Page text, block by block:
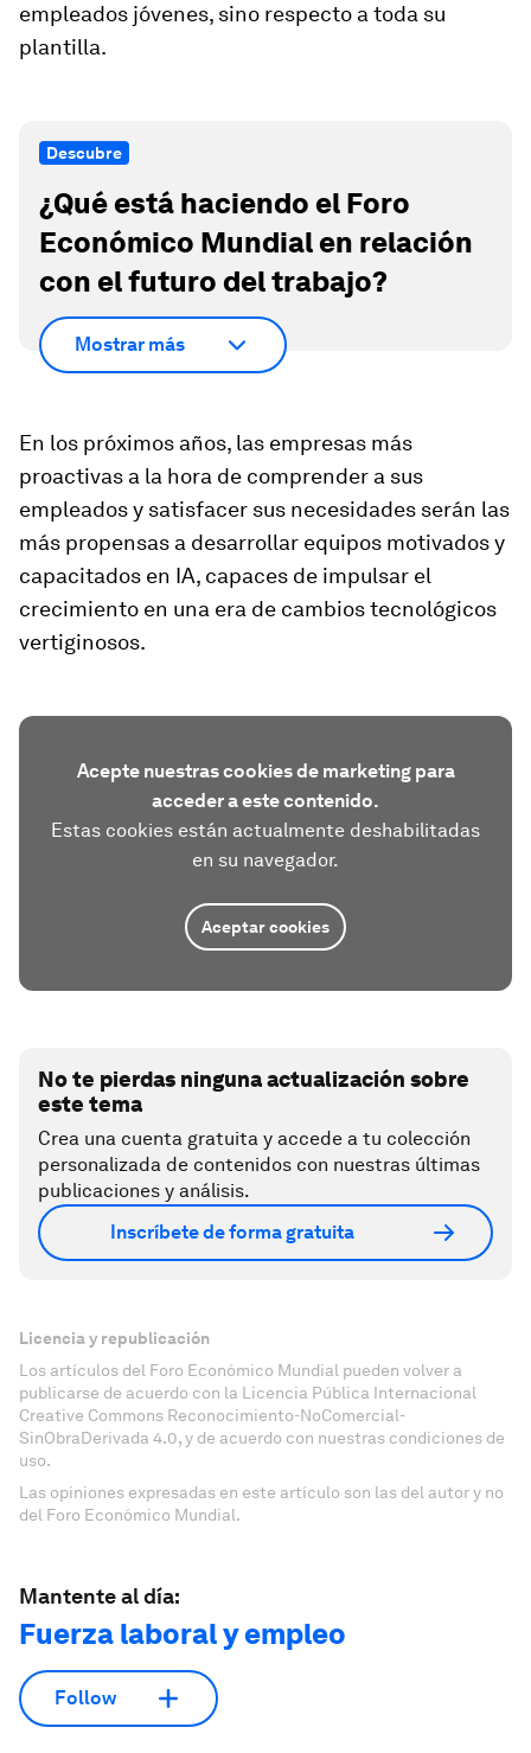
empleados jóvenes, sino respecto a toda su
plantilla.
Descubre
¿Qué está haciendo el Foro
Económico Mundial en relación
con el futuro del trabajo?
Mostrar más
En los próximos años, las empresas más
proactivas a la hora de comprender a sus
empleados y satisfacer sus necesidades serán las
más propensas a desarrollar equipos motivados y
capacitados en IA, capaces de impulsar el
crecimiento en una era de cambios tecnológicos
vertiginosos.
Acepte nuestras cookies de marketing para
acceder a este contenido.
Estas cookies están actualmente deshabilitadas
en su navegador.
Aceptar cookies
No te pierdas ninguna actualización sobre
este tema
Crea una cuenta gratuita y accede a tu colección
personalizada de contenidos con nuestras últimas
publicaciones y análisis.
Inscríbete de forma gratuita
Licencia y republicación
Los artículos del Foro Económico Mundial pueden volver a
publicarse de acuerdo con la Licencia Pública Internacional
Creative Commons Reconocimiento-NoComercial-
SinObraDerivada 4.0, y de acuerdo con nuestras condiciones de
uso.
Las opiniones expresadas en este artículo son las del autor y no
del Foro Económico Mundial.
Mantente al día:
Fuerza laboral y empleo
Follow